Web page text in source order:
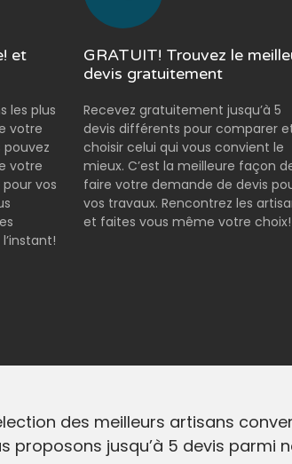
et
les plus
votre
pouvez
votre
vos
GRATUIT! Trouvez le
devis gratuitement
Recevez gratuitement jusqu’à 5
devis différents pour comparer
choisir celui qui vous convient le
mieux. C’est la meilleure façon
faire votre demande de devis
vos travaux. Rencontrez les
et faites vous même votre choix!
des meilleurs artisans
proposons jusqu’à 5 devis parmi